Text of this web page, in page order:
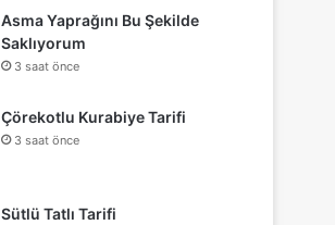
Asma Yaprağını Bu Şekilde
Saklıyorum
3 saat önce
Çörekotlu Kurabiye Tarifi
3 saat önce
Sütlü Tatlı Tarifi